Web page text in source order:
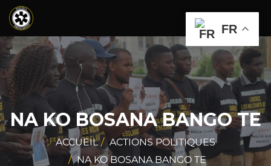
NA KO BOSANA BANGO TE
ACCUEIL
ACTIONS POLITIQUES
NA KO BOSANA BANGO TE
FR